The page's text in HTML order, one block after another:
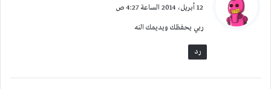
ل
12 أبريل، 2014 الساعة 4:27 ص
ربي يحفظك ويديمك النه
رد